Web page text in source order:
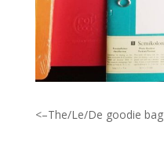
<–The/Le/De goodie bag